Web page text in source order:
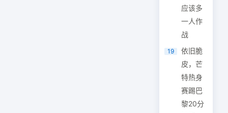
应该多
一人作
战
19
依旧脆
皮，芒
特热身
赛踢巴
黎20分